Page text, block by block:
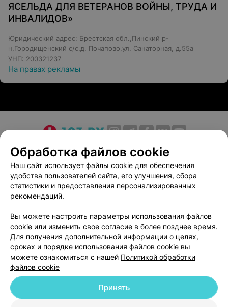
ЯСЕЛЬДА ДЛЯ ВЕТЕРАНОВ ВОЙНЫ, ТРУДА И
ИНВАЛИДОВ»
Юридический адрес: Брестская обл.,Пинский р-
н,Городищенский с/с,д. Почапово,ул. Санаторная, д.55а
УНП: 200321237
На правах рекламы
О проекте Новости проекта
Размещение рекламы
Медицинский маркетинг
Публичный договор
Пользовательское соглашение
Способы оплаты
Вакансии
Партнеры
Написать в поддержку
Персональные настройки cookie
Обработка персональных данных
Обработка файлов cookie
Наш сайт использует файлы cookie для обеспечения
удобства пользователей сайта, его улучшения, сбора
статистики и предоставления персонализированных
рекомендаций.
Вы можете настроить параметры использования файлов
cookie или изменить свое согласие в более позднее время.
Для получения дополнительной информации о целях,
сроках и порядке использования файлов cookie вы
можете ознакомиться с нашей Политикой обработки
файлов cookie
Принять